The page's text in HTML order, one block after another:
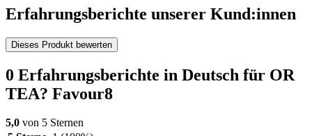
Erfahrungsberichte unserer Kund:innen
Dieses Produkt bewerten
0 Erfahrungsberichte in Deutsch für OR
TEA? Favour8
5,0 von 5 Sternen